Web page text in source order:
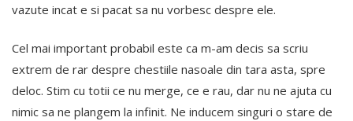
vazute incat e si pacat sa nu vorbesc despre ele.
Cel mai important probabil este ca m-am decis sa scriu
extrem de rar despre chestiile nasoale din tara asta, spre
deloc. Stim cu totii ce nu merge, ce e rau, dar nu ne ajuta cu
nimic sa ne plangem la infinit. Ne inducem singuri o stare de